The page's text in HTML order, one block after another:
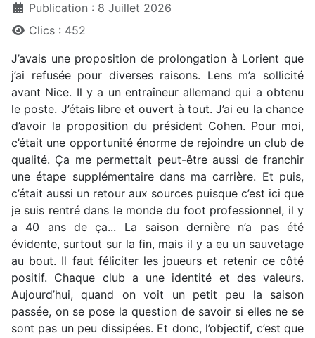
Publication : 8 Juillet 2026
Clics : 452
J’avais une proposition de prolongation à Lorient que
j’ai refusée pour diverses raisons. Lens m’a sollicité
avant Nice. Il y a un entraîneur allemand qui a obtenu
le poste. J’étais libre et ouvert à tout. J’ai eu la chance
d’avoir la proposition du président Cohen. Pour moi,
c’était une opportunité énorme de rejoindre un club de
qualité. Ça me permettait peut-être aussi de franchir
une étape supplémentaire dans ma carrière. Et puis,
c’était aussi un retour aux sources puisque c’est ici que
je suis rentré dans le monde du foot professionnel, il y
a 40 ans de ça... La saison dernière n’a pas été
évidente, surtout sur la fin, mais il y a eu un sauvetage
au bout. Il faut féliciter les joueurs et retenir ce côté
positif. Chaque club a une identité et des valeurs.
Aujourd’hui, quand on voit un petit peu la saison
passée, on se pose la question de savoir si elles ne se
sont pas un peu dissipées. Et donc, l’objectif, c’est que